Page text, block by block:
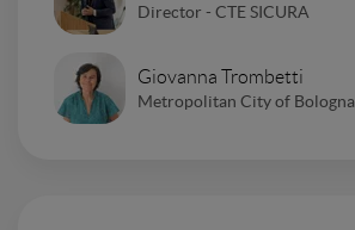
Director - CTE SICURA
Giovanna Trombetti
Metropolitan City of Bologna